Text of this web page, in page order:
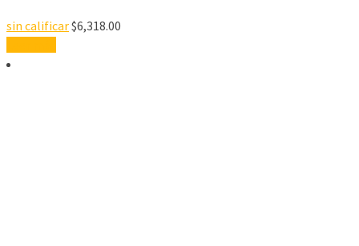
sin calificar$6,318.00